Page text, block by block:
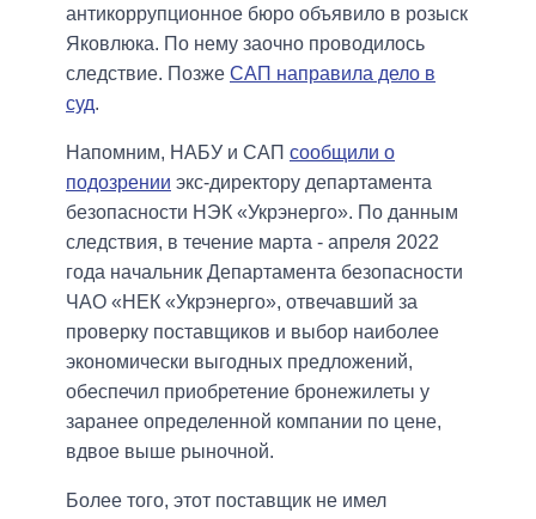
антикоррупционное бюро объявило в розыск
Яковлюка. По нему заочно проводилось
следствие. Позже САП направила дело в
суд.
Напомним, НАБУ и САП сообщили о
подозрении экс-директору департамента
безопасности НЭК «Укрэнерго». По данным
следствия, в течение марта - апреля 2022
года начальник Департамента безопасности
ЧАО «НЕК «Укрэнерго», отвечавший за
проверку поставщиков и выбор наиболее
экономически выгодных предложений,
обеспечил приобретение бронежилеты у
заранее определенной компании по цене,
вдвое выше рыночной.
Более того, этот поставщик не имел